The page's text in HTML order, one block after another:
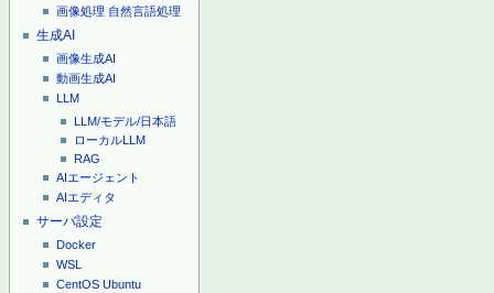
画像処理 自然言語処理
生成AI
画像生成AI
動画生成AI
LLM
LLM/モデル/日本語
ローカルLLM
RAG
AIエージェント
AIエディタ
サーバ設定
Docker
WSL
CentOS Ubuntu